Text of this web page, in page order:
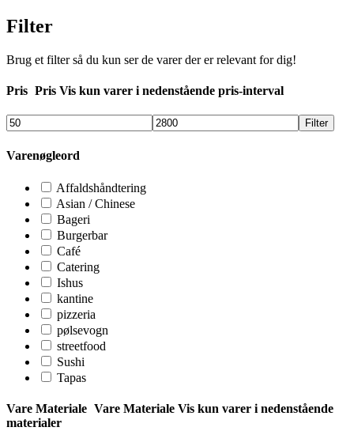
Filter
Brug et filter så du kun ser de varer der er relevant for dig!
Pris Pris Vis kun varer i nedenstående pris-interval
Filter
Varenøgleord
Affaldshåndtering
Asian / Chinese
Bageri
Burgerbar
Café
Catering
Ishus
kantine
pizzeria
pølsevogn
streetfood
Sushi
Tapas
Vare Materiale Vare Materiale Vis kun varer i nedenstående
materialer